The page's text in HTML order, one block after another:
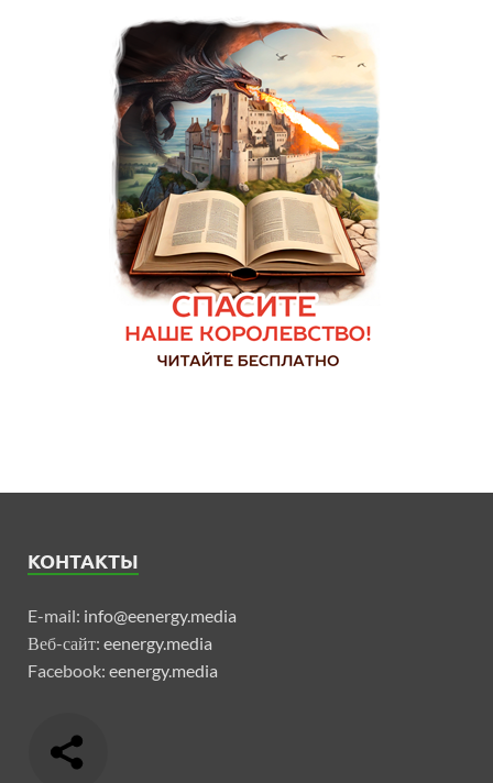
КОНТАКТЫ
E-mail: info@eenergy.media
Веб-сайт: eenergy.media
Facebook: eenergy.media